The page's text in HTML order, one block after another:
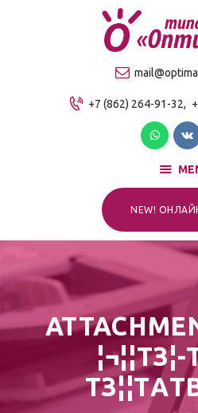
+7 (862) 264-91-32,
NEW!
Качественная
О компании
Продукция
Услуги
Прайс-лист
Для клиентов